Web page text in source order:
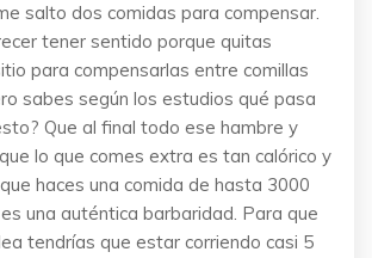
salto dos comidas para compensar.
tener sentido porque quitas
para compensarlas entre comillas
sabes según los estudios qué pasa
Que al final todo ese hambre y
lo que comes extra es tan calórico y
haces una comida de hasta 3000
una auténtica barbaridad. Para que
tendrías que estar corriendo casi 5